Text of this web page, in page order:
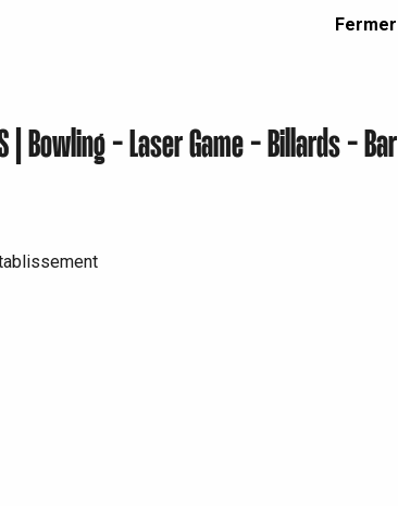
Fermer
| Bowling - Laser Game - Billards - Bar